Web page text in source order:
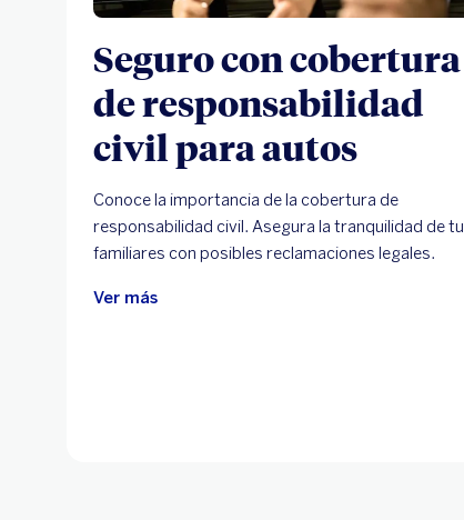
Seguro con cobertura
de responsabilidad
civil para autos
Conoce la importancia de la cobertura de
responsabilidad civil. Asegura la tranquilidad de
familiares con posibles reclamaciones legales.
Ver más